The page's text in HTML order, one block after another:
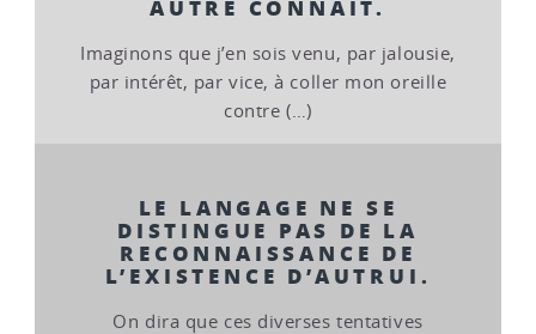
AUTRE CONNAÎT.
Imaginons que j’en sois venu, par jalousie,
par intérêt, par vice, à coller mon oreille
contre (…)
LE LANGAGE NE SE
DISTINGUE PAS DE LA
RECONNAISSANCE DE
L’EXISTENCE D’AUTRUI.
On dira que ces diverses tentatives